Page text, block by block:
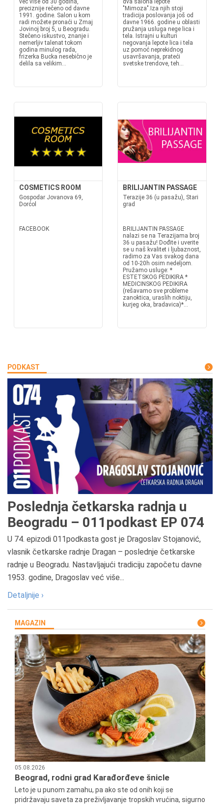
već više od 30 godina,
preciznije rečeno od davne
1991. godine. Salon u kom
radi možete pronaći u Zmaj
Jovinoj broj 5, u Beogradu.
Stečeno iskustvo, znanje i
nemerljiv talenat tokom
godina minulog rada,
frizerka Bucka nesebično je
delila sa velikim...
dva salona lepote
"Mimoza".Iza njih stoji
tradicija poslovanja još od
davne 1966. godine u oblasti
pružanja usluga nege lica i
tela. Istrajni u kulturi
negovanja lepote lica i tela
uz pomoć neprekidnog
usavršavanja, prateći
svetske trendove, teh...
COSMETICS ROOM
Gospodar Jovanova 69,
Dorćol
FACEBOOK
BRILIJANTIN PASSAGE
Terazije 36 (u pasažu), Stari
grad
BRILIJANTIN PASSAGE
nalazi se na Terazijama broj
36 u pasažu! Dođite i uverite
se u naš kvalitet i ljubaznost,
radimo za Vas svakog dana
od 10-20h osim nedeljom.
Pružamo usluge: *
ESTETSKOG PEDIKIRA *
MEDICINSKOG PEDIKIRA
(rešavamo sve probleme
zanoktica, uraslih noktiju,
kurjeg oka, bradavica)*...
PODKAST
Poslednja četkarska radnja u
Beogradu – 011podkast EP 074
U 74. epizodi 011podkasta gost je Dragoslav Stojanović,
vlasnik četkarske radnje Dragan – poslednje četkarske
radnje u Beogradu. Nastavljajući tradiciju započetu davne
1953. godine, Dragoslav već više...
Detaljnije ›
MAGAZIN
05.08.2026
Beograd, rodni grad Karađorđeve šnicle
Leto je u punom zamahu, pa ako ste od onih koji se
pridržavaju saveta za preživljavanje tropskih vrućina, sigurno